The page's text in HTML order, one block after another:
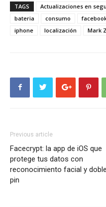
TAGS Actualizaciones en
bateria
consumo
iphone
localización Mark
Previous article
Facecrypt: la app de iOS que
protege tus datos con
reconocimiento facial y doble
pin